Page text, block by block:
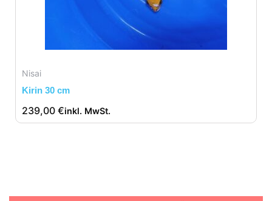
Nisai
Kirin 30 cm
239,00 €inkl. MwSt.